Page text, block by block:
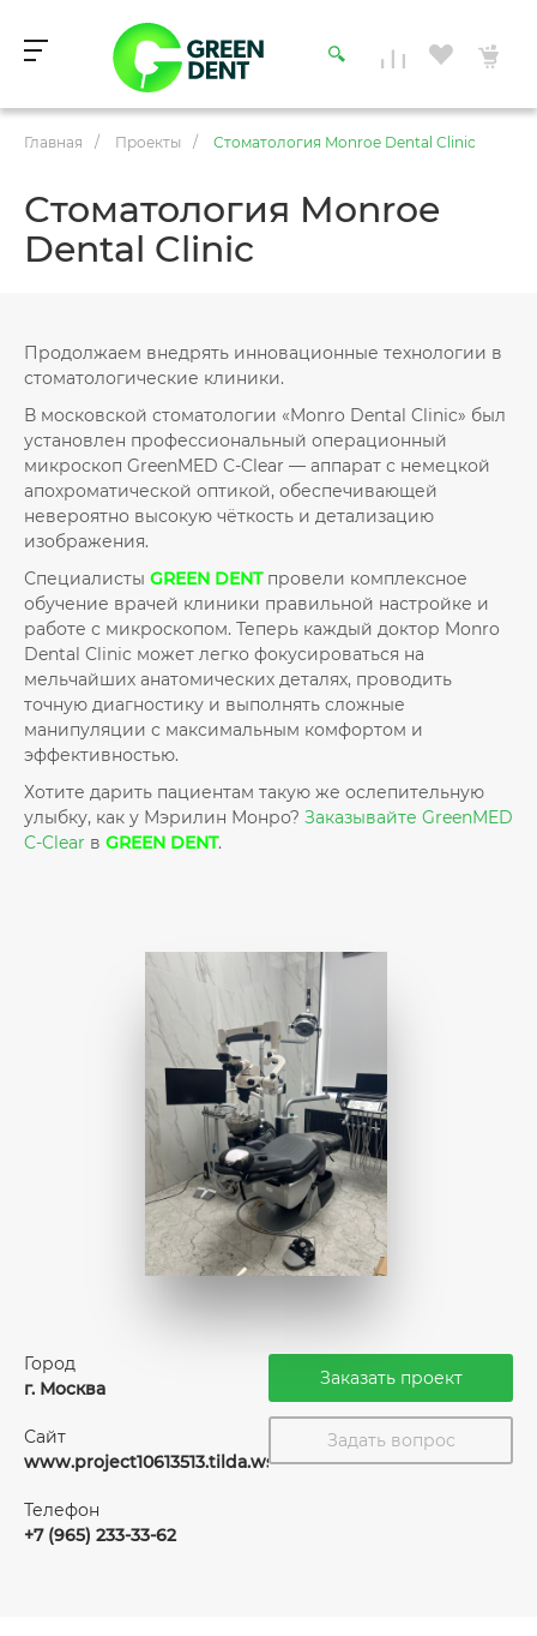
Главная / Проекты / Стоматология Monroe Dental Clinic
Стоматология Monroe
Dental Clinic
Продолжаем внедрять инновационные технологии в
стоматологические клиники.
В московской стоматологии «Monro Dental Clinic» был
установлен профессиональный операционный
микроскоп GreenMED C-Clear — аппарат с немецкой
апохроматической оптикой, обеспечивающей
невероятно высокую чёткость и детализацию
изображения.
Специалисты GREEN DENTпровели комплексное
обучение врачей клиники правильной настройке и
работе с микроскопом. Теперь каждый доктор Monro
Dental Clinic может легко фокусироваться на
мельчайших анатомических деталях, проводить
точную диагностику и выполнять сложные
манипуляции с максимальным комфортом и
эффективностью.
Хотите дарить пациентам такую же ослепительную
улыбку, как у Мэрилин Монро? Заказывайте GreenMED
C-Clear в GREEN DENT.
Город
г. Москва
Сайт
www.project10613513.tilda.ws
Телефон
+7 (965) 233-33-62
Заказать проект
Задать вопрос